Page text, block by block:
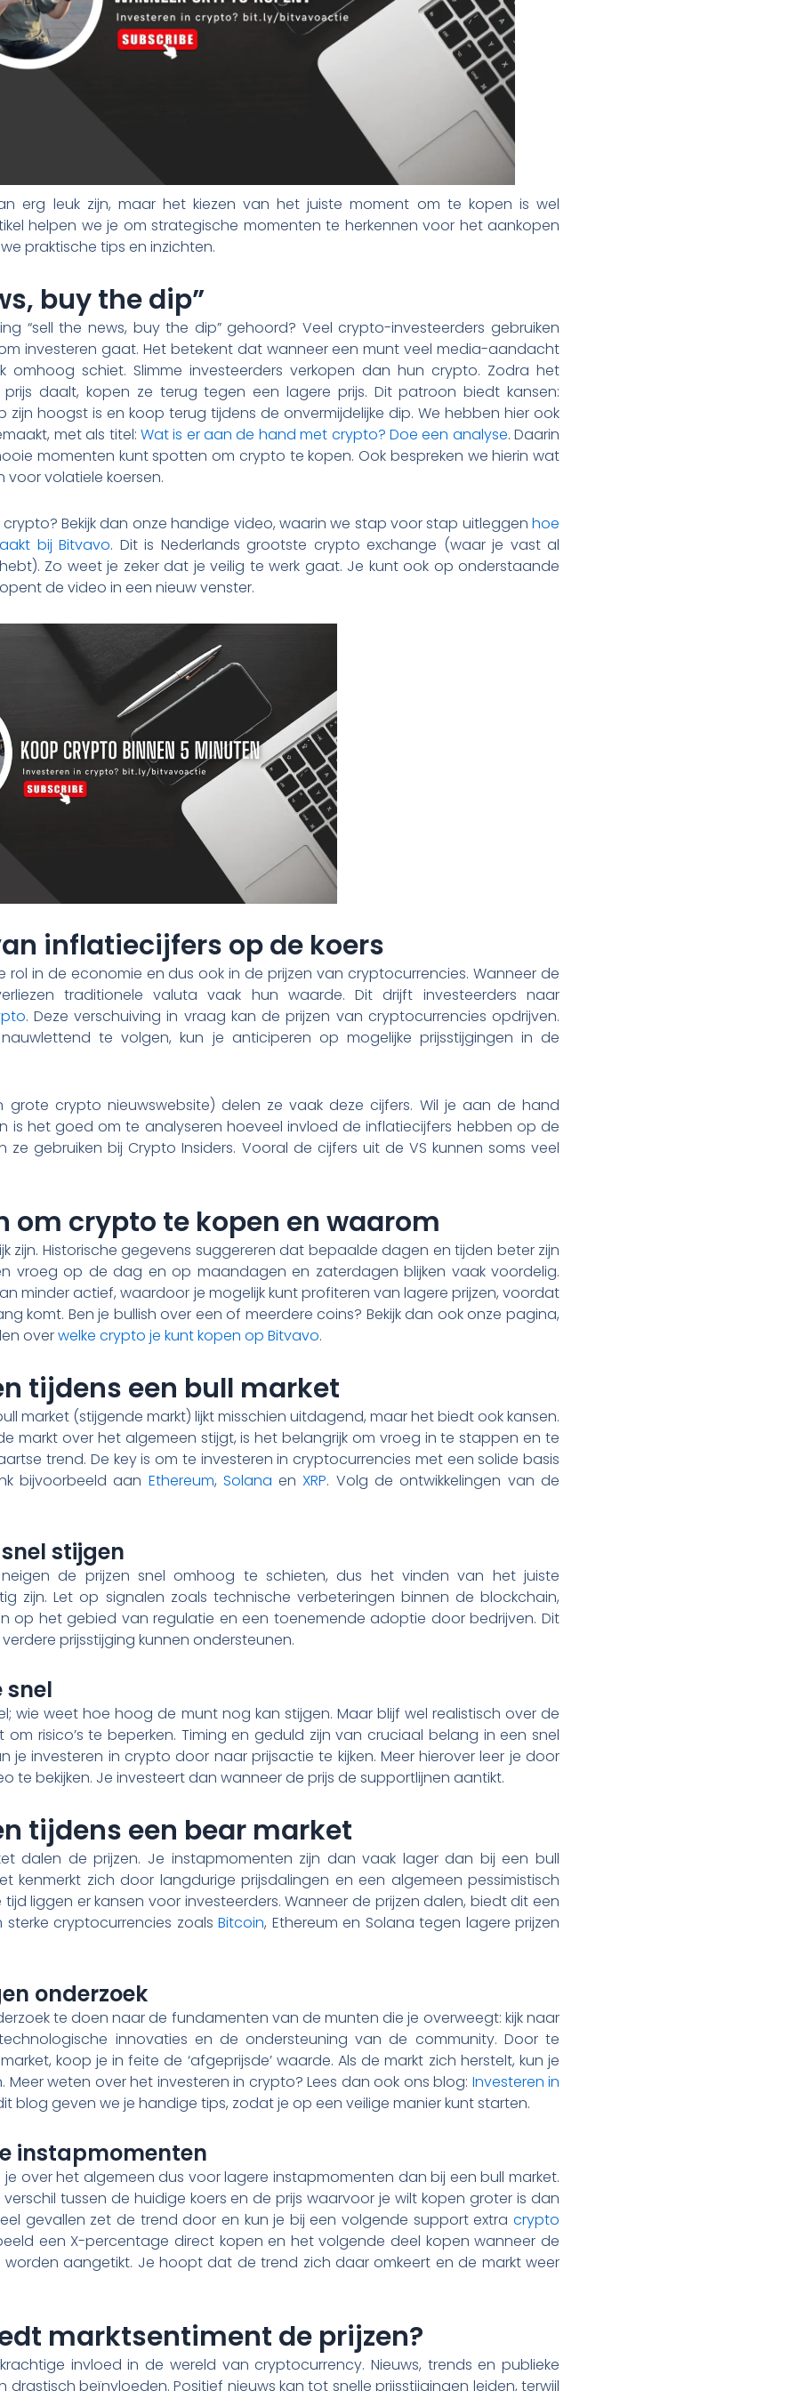
erg leuk zijn, maar het kiezen van het juiste moment om te kopen is wel
helpen we je om strategische momenten te herkennen voor het aankopen
praktische tips en inzichten.
buy the dip”
“sell the news, buy the dip” gehoord? Veel crypto-investeerders gebruiken
investeren gaat. Het betekent dat wanneer een munt veel media-aandacht
omhoog schiet. Slimme investeerders verkopen dan hun crypto. Zodra het
daalt, kopen ze terug tegen een lagere prijs. Dit patroon biedt kansen:
zijn hoogst is en koop terug tijdens de onvermijdelijke dip. We hebben hier ook
met als titel: Wat is er aan de hand met crypto? Doe een analyse. Daarin
momenten kunt spotten om crypto te kopen. Ook bespreken we hierin wat
voor volatiele koersen.
Bekijk dan onze handige video, waarin we stap voor stap uitleggen hoe
bij Bitvavo. Dit is Nederlands grootste crypto exchange (waar je vast al
Zo weet je zeker dat je veilig te werk gaat. Je kunt ook op onderstaande
de video in een nieuw venster.
inflatiecijfers op de koers
rol in de economie en dus ook in de prijzen van cryptocurrencies. Wanneer de
traditionele valuta vaak hun waarde. Dit drijft investeerders naar
. Deze verschuiving in vraag kan de prijzen van cryptocurrencies opdrijven.
te volgen, kun je anticiperen op mogelijke prijsstijgingen in de
grote crypto nieuwswebsite) delen ze vaak deze cijfers. Wil je aan de hand
is het goed om te analyseren hoeveel invloed de inflatiecijfers hebben op de
ze gebruiken bij Crypto Insiders. Vooral de cijfers uit de VS kunnen soms veel
om crypto te kopen en waarom
zijn. Historische gegevens suggereren dat bepaalde dagen en tijden beter zijn
vroeg op de dag en op maandagen en zaterdagen blijken vaak voordelig.
minder actief, waardoor je mogelijk kunt profiteren van lagere prijzen, voordat
komt. Ben je bullish over een of meerdere coins? Bekijk dan ook onze pagina,
overwelke crypto je kunt kopen op Bitvavo.
tijdens een bull market
market (stijgende markt) lijkt misschien uitdagend, maar het biedt ook kansen.
markt over het algemeen stijgt, is het belangrijk om vroeg in te stappen en te
trend. De key is om te investeren in cryptocurrencies met een solide basis
bijvoorbeeld aan Ethereum, Solana enXRP. Volg de ontwikkelingen van de
stijgen
neigen de prijzen snel omhoog te schieten, dus het vinden van het juiste
zijn. Let op signalen zoals technische verbeteringen binnen de blockchain,
op het gebied van regulatie en een toenemende adoptie door bedrijven. Dit
prijsstijging kunnen ondersteunen.
snel
wie weet hoe hoog de munt nog kan stijgen. Maar blijf wel realistisch over de
risico’s te beperken. Timing en geduld zijn van cruciaal belang in een snel
je investeren in crypto door naar prijsactie te kijken. Meer hierover leer je door
te bekijken. Je investeert dan wanneer de prijs de supportlijnen aantikt.
tijdens een bear market
dalen de prijzen. Je instapmomenten zijn dan vaak lager dan bij een bull
kenmerkt zich door langdurige prijsdalingen en een algemeen pessimistisch
liggen er kansen voor investeerders. Wanneer de prijzen dalen, biedt dit een
sterke cryptocurrencies zoals Bitcoin, Ethereum en Solana tegen lagere prijzen
onderzoek
te doen naar de fundamenten van de munten die je overweegt: kijk naar
innovaties en de ondersteuning van de community. Door te
koop je in feite de ‘afgeprijsde’ waarde. Als de markt zich herstelt, kun je
Meer weten over het investeren in crypto? Lees dan ook ons blog: Investeren in
blog geven we je handige tips, zodat je op een veilige manier kunt starten.
instapmomenten
je over het algemeen dus voor lagere instapmomenten dan bij een bull market.
tussen de huidige koers en de prijs waarvoor je wilt kopen groter is dan
gevallen zet de trend door en kun je bij een volgende support extra crypto
een X-percentage direct kopen en het volgende deel kopen wanneer de
aangetikt. Je hoopt dat de trend zich daar omkeert en de markt weer
marktsentiment de prijzen?
invloed in de wereld van cryptocurrency. Nieuws, trends en publieke
drastisch beïnvloeden. Positief nieuws kan tot snelle prijsstijgingen leiden, terwijl